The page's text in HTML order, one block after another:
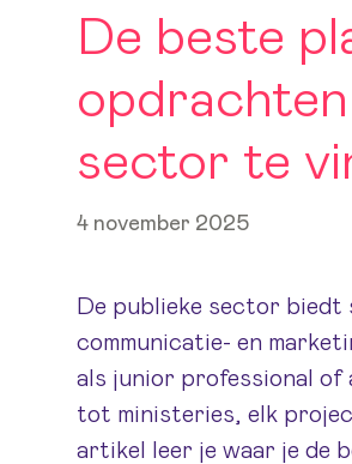
De beste
sector te
4 november 2025
De publieke sector
communicatie- en
als junior professional of
tot ministeries, elk
artikel leer je waar je de